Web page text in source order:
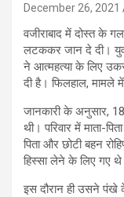
December 26, 2021
वजीराबाद में दोस्त के
लटककर जान दे दी।
ने आत्महत्या के लिए
दी है। फिलहाल, मामले में
जानकारी के अनुसार, 18
थी। परिवार में माता-
पिता और छोटी बहन
हिस्सा लेने के लिए गए
इस दौरान ही उसने